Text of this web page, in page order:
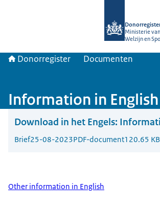
Ministerie
Welzijn en
Donorregister Documenten
Information in English
Download in het Engels:
Brief25-08-2023PDF-document120.65 KB
Other information in English